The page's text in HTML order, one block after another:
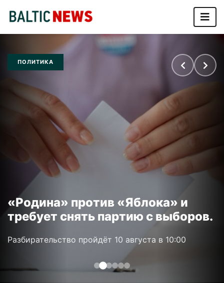
ПОЛИТИКА
«Родина» против «Яблока» и
требует снять партию с выборов.
Разбирательство пройдёт 10 августа в 10:00